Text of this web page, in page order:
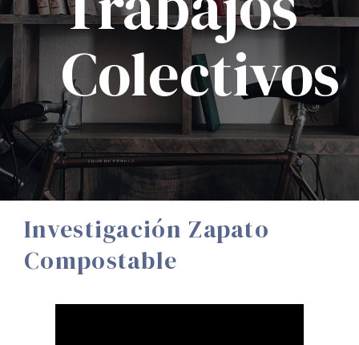
Colectivos
Investigación Zapato
Compostable